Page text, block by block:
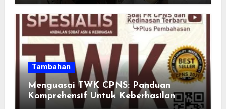
Tambahan
Menguasai TWK CPNS: Panduan
Komprehensif Untuk Keberhasilan